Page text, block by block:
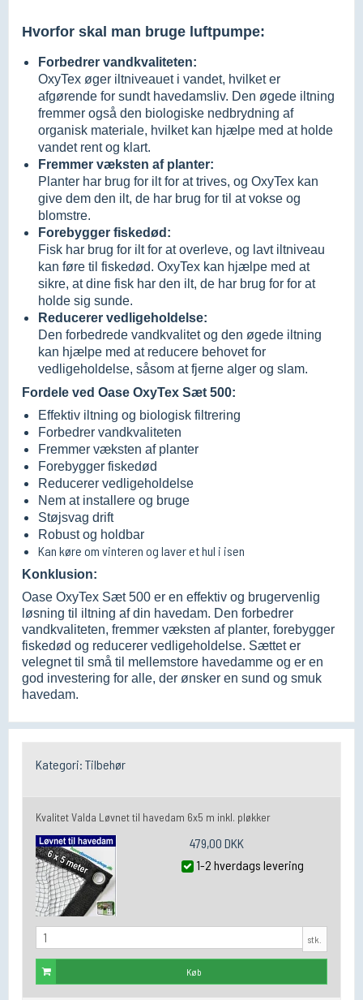
Hvorfor skal man bruge luftpumpe:
Forbedrer vandkvaliteten:
OxyTex øger iltniveauet i vandet, hvilket er
afgørende for sundt havedamsliv. Den øgede iltning
fremmer også den biologiske nedbrydning af
organisk materiale, hvilket kan hjælpe med at holde
vandet rent og klart.
Fremmer væksten af planter:
Planter har brug for ilt for at trives, og OxyTex kan
give dem den ilt, de har brug for til at vokse og
blomstre.
Forebygger fiskedød:
Fisk har brug for ilt for at overleve, og lavt iltniveau
kan føre til fiskedød. OxyTex kan hjælpe med at
sikre, at dine fisk har den ilt, de har brug for for at
holde sig sunde.
Reducerer vedligeholdelse:
Den forbedrede vandkvalitet og den øgede iltning
kan hjælpe med at reducere behovet for
vedligeholdelse, såsom at fjerne alger og slam.
Fordele ved Oase OxyTex Sæt 500:
Effektiv iltning og biologisk filtrering
Forbedrer vandkvaliteten
Fremmer væksten af planter
Forebygger fiskedød
Reducerer vedligeholdelse
Nem at installere og bruge
Støjsvag drift
Robust og holdbar
Kan køre om vinteren og laver et hul i isen
Konklusion:
Oase OxyTex Sæt 500 er en effektiv og brugervenlig
løsning til iltning af din havedam. Den forbedrer
vandkvaliteten, fremmer væksten af planter, forebygger
fiskedød og reducerer vedligeholdelse. Sættet er
velegnet til små til mellemstore havedamme og er en
god investering for alle, der ønsker en sund og smuk
havedam.
Kategori: Tilbehør
Kvalitet Valda Løvnet til havedam 6x5 m inkl. pløkker
479,00 DKK
1-2 hverdags levering
stk.
Køb